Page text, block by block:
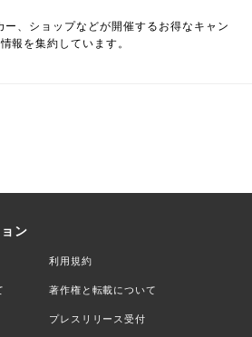
、ショップなどが開催するお得なキャン
報を集約しています。
ン
利用規約
著作権と転載について
プレスリリース受付